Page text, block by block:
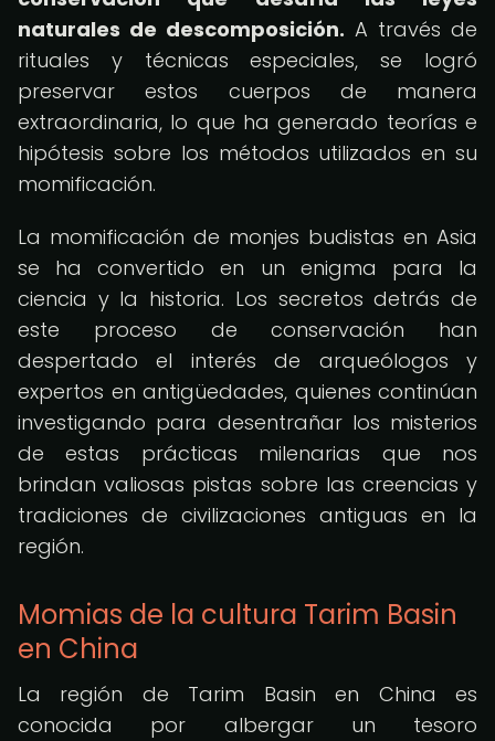
naturales de descomposición. A través de
rituales y técnicas especiales, se logró
preservar estos cuerpos de manera
extraordinaria, lo que ha generado teorías e
hipótesis sobre los métodos utilizados en su
momificación.
La momificación de monjes budistas en Asia
se ha convertido en un enigma para la
ciencia y la historia. Los secretos detrás de
este proceso de conservación han
despertado el interés de arqueólogos y
expertos en antigüedades, quienes continúan
investigando para desentrañar los misterios
de estas prácticas milenarias que nos
brindan valiosas pistas sobre las creencias y
tradiciones de civilizaciones antiguas en la
región.
Momias de la cultura Tarim Basin
en China
La región de Tarim Basin en China es
conocida por albergar un tesoro